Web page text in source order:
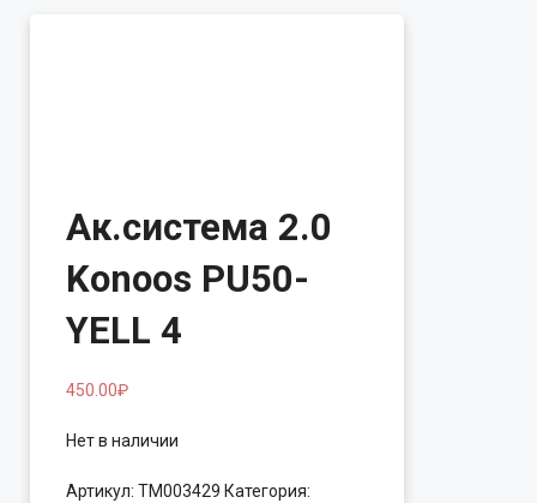
Ак.система 2.0
Konoos PU50-
YELL 4
450.00₽
Нет в наличии
Артикул: ТМ003429 Категория: